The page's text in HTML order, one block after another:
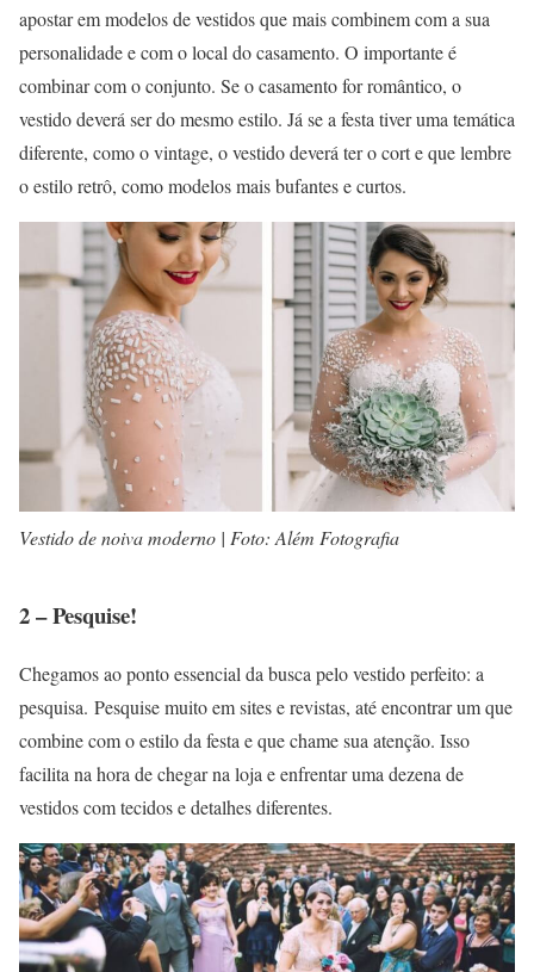
apostar em modelos de vestidos que mais combinem com a sua
personalidade e com o local do casamento. O importante é
combinar com o conjunto. Se o casamento for romântico, o
vestido deverá ser do mesmo estilo. Já se a festa tiver uma temática
diferente, como o vintage, o vestido deverá ter o cort e que lembre
o estilo retrô, como modelos mais bufantes e curtos.
Vestido de noiva moderno | Foto: Além Fotografia
2 – Pesquise!
Chegamos ao ponto essencial da busca pelo vestido perfeito: a
pesquisa. Pesquise muito em sites e revistas, até encontrar um que
combine com o estilo da festa e que chame sua atenção. Isso
facilita na hora de chegar na loja e enfrentar uma dezena de
vestidos com tecidos e detalhes diferentes.